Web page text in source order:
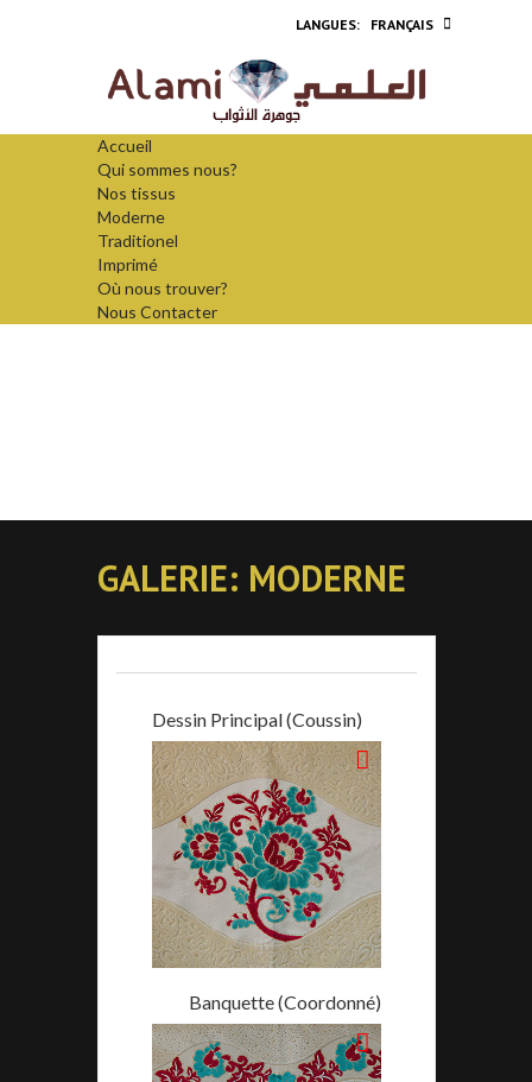
FRANÇAIS
Accueil
Qui sommes nous?
Nos tissus
Moderne
Traditionel
Imprimé
Où nous trouver?
Nous Contacter
GALERIE: MODERNE
Dessin Principal (Coussin)
Banquette (Coordonné)